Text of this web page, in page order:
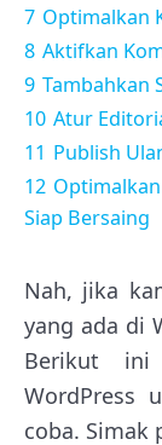
7 Optimalkan
8 Aktifkan
9 Tambahkan
10 Atur
11 Publish
12
Siap Bersaing
Nah, jika
yang ada di
Berikut
WordPress
coba. Simak